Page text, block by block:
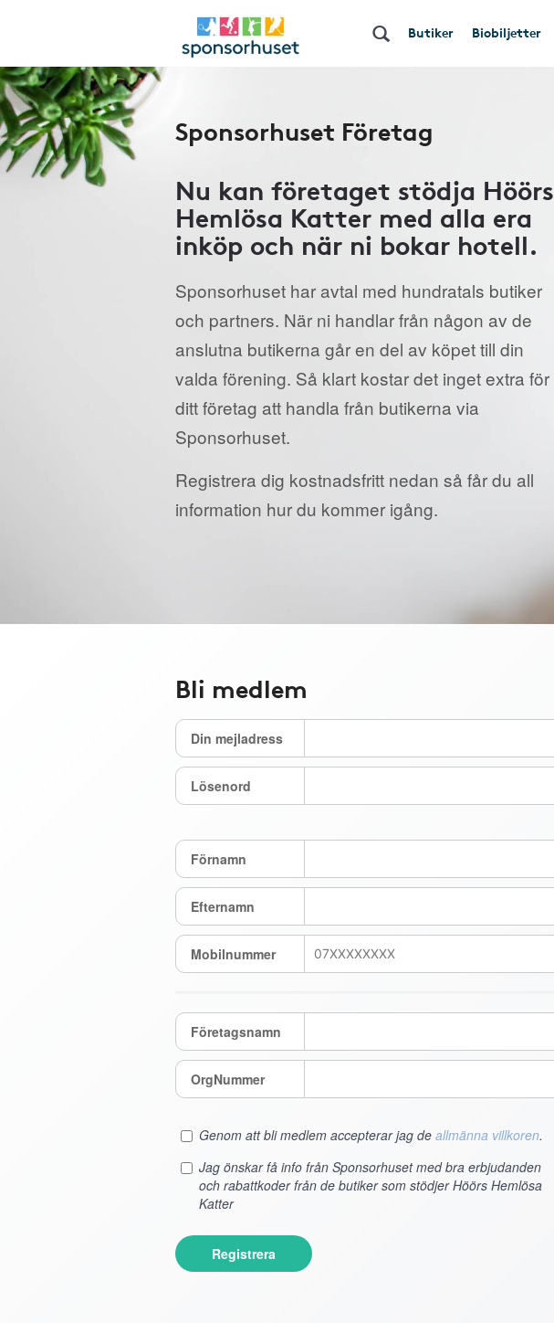
Butiker Biobiljetter
Sponsorhuset Företag
Nu kan företaget stödja Höörs
Hemlösa Katter med alla era
inköp och när ni bokar hotell.
Sponsorhuset har avtal med hundratals butiker
och partners. När ni handlar från någon av de
anslutna butikerna går en del av köpet till din
valda förening. Så klart kostar det inget extra för
ditt företag att handla från butikerna via
Sponsorhuset.
Registrera dig kostnadsfritt nedan så får du all
information hur du kommer igång.
Bli medlem
Din mejladress
Lösenord
Förnamn
Efternamn
Mobilnummer
Företagsnamn
OrgNummer
Genom att bli medlem accepterar jag de allmänna villkoren.
Jag önskar få info från Sponsorhuset med bra erbjudanden
och rabattkoder från de butiker som stödjer Höörs Hemlösa
Katter
Registrera